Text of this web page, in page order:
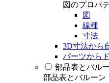
図のプロパ
図
線種
寸法
3D寸法から
パーツから
部品表とバル
部品表とバルーン